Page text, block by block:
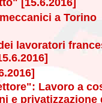
[15.6.2016]
a Torino
lavoratori
Lavoro a
e privatizzazione